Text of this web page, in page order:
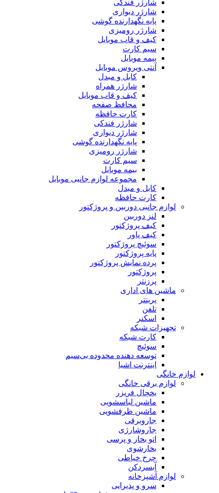
شارژر فندکی
شارژر دیواری
پایه نگهدارنده گوشی
شارژر رومیزی
کیف و قاب موبایل
سیم کارت
بیمه موبایل
آنتی ویروس موبایل
کابل و مبدل
شارژر همراه
کیف و قاب موبایل
محافظ صفحه
کارت حافظه
شارژر فندکی
شارژر دیواری
پایه نگهدارنده گوشی
شارژر رومیزی
سیم کارت
بیمه موبایل
مجموعه لوازم جانبی موبایل
کابل و مبدل
کارت حافظه
لوازم جانبی دوربین و پروژکتور
لنز دوربین
کیف پروژکتور
کیف پاور
سوئیچ پروژکتور
پایه پروژکتور
پرده نمایش پروژکتور
پروژکتور
پرزنتر
ماشین های اداری
پرینتر
تلفن
اسکنر
تجهیزات شبکه
کارت شبکه
سوئیچ
توسعه دهنده محدوده بی‌سیم
اینترنت اشیا
لوازم خانگی
لوازم برقی خانگی
یخچال فریزر
ماشین لباسشویی
ماشین ظرفشویی
جاروبرقی
جاروشارژی
اتو بخار و پرسی
بخارشوی
چرخ خیاطی
آبسردکن
لوازم آشپزخانه
سرو و پذیرایی